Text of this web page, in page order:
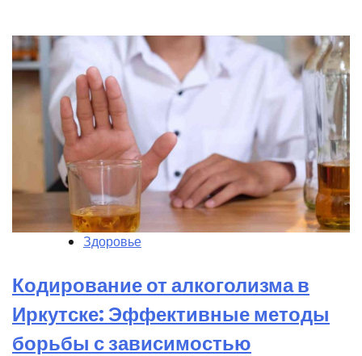
Здоровье
Кодирование от алкоголизма в
Иркутске: Эффективные методы
борьбы с зависимостью